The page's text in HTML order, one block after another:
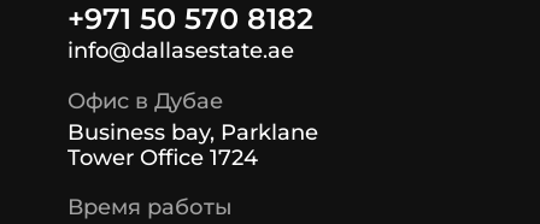
+971 50 570 8182
info@dallasestate.ae
Офис в Дубае
Business bay, Parklane
Tower Office 1724
Время работы